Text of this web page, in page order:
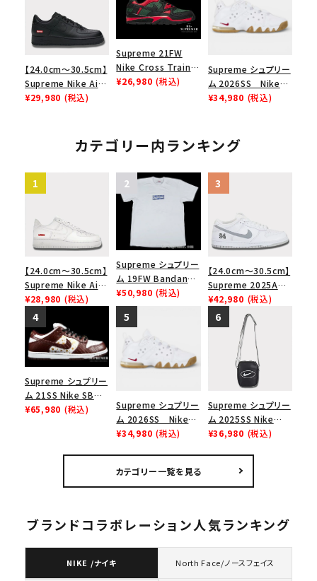
ムグッドイナフ ナイキ
エアフォース１スニー
カー シューズ ホワイ
ト
ク 黒
【24.0cm～30.5cm】
Supreme Nike Air
Force 1 Low シュプ
ューズ ブラック
¥29,980 (税込)
Supreme 21FW
Nike Cross Trainer
Low ナイキクロスト
¥26,980 (税込)
Supreme シュプリー
ム 2026SS Nike
SB Air Max 2 CB 94
ロー SP ホワイト
¥34,980 (税込)
カテゴリー内ランキング
【24.0cm～30.5cm】
Supreme Nike Air
Force 1 Low シュプ
リーム ナイキエアフォ
ース１スニーカー シ
ューズ ホワイト
¥28,980 (税込)
Supreme シュプリー
ム 19FW Bandana
Box Logo Tee バン
ダナボックスロゴTシ
ャツ ホワイト
¥50,980 (税込)
【24.0cm～30.5cm】
Supreme 2025AW
Nike SB Dunk Low
ナイキ SB ダンク ロ
ー スニーカー ホワイ
¥42,980 (税込)
Supreme シュプリー
ム 21SS Nike SB
Dunk Low ナイキSB
¥65,980 (税込)
Supreme シュプリー
ム 2026SS Nike
SB Air Max 2 CB 94
ロー SP ホワイト
¥34,980 (税込)
Supreme シュプリー
ム 2025SS Nike
Leather Shoulder
¥36,980 (税込)
カテゴリー一覧を見る
ブランドコラボレーション人気ランキング
NIKE /ナイキ North Face/ノースフェイス